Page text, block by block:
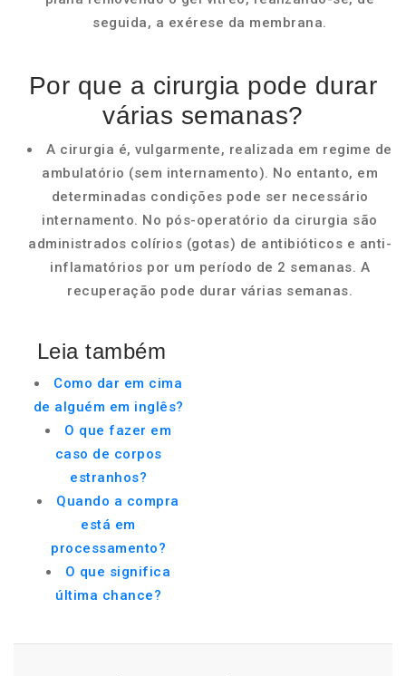
seguida, a exérese da membrana.
Por que a cirurgia pode durar
várias semanas?
A cirurgia é, vulgarmente, realizada em regime de
ambulatório (sem internamento). No entanto, em
determinadas condições pode ser necessário
internamento. No pós-operatório da cirurgia são
administrados colírios (gotas) de antibióticos e anti-
inflamatórios por um período de 2 semanas. A
recuperação pode durar várias semanas.
Leia também
Como dar em cima
de alguém em inglês?
O que fazer em
caso de corpos
estranhos?
Quando a compra
está em
processamento?
O que significa
última chance?